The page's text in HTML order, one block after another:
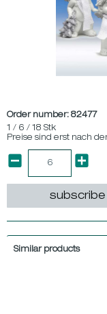
Order number: 82477
1 / 6 / 18 Stk
Preise sind erst nach
subscribe
Similar products